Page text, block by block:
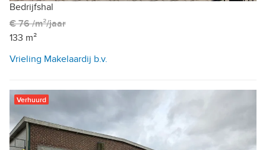
Bedrijfshal
€ 76 /m²/jaar
133 m²
Vrieling Makelaardij b.v.
Verhuurd